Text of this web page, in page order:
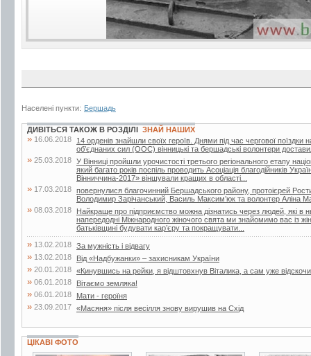
Населені пункти: Бершадь
ДИВІТЬСЯ ТАКОЖ В РОЗДІЛІ ЗНАЙ НАШИХ
» 16.06.2018
14 орденів знайшли своїх героїв. Днями під час чергової поїздки
об’єднаних сил (ООС) вінницькі та бершадські волонтери
» 25.03.2018 У Вінниці пройшли урочистості третього регіонального етапу
який багато років поспіль проводить Асоціація благодійників
Вінниччина-2017» віншували кращих в області...
» 17.03.2018 повернулися благочинний Бершадського району, протоієрей
Володимир Зарічанський, Василь Максим’юк та волонтер Аліна
» 08.03.2018
Найкраще про підприємство можна дізнатись через людей, які
напередодні Міжнародного жіночого свята ми знайомимо вас із
батьківщині будувати кар’єру та покращувати...
» 13.02.2018 За мужність і відвагу
» 13.02.2018 Від «Надбужанки» – захисникам України
» 20.01.2018 «Кинувшись на рейки, я відштовхнув Віталика, а сам уже
» 06.01.2018 Вітаємо земляка!
» 06.01.2018 Мати - героїня
» 23.09.2017 «Масяня» після весілля знову вирушив на Схід
ЦІКАВІ ФОТО